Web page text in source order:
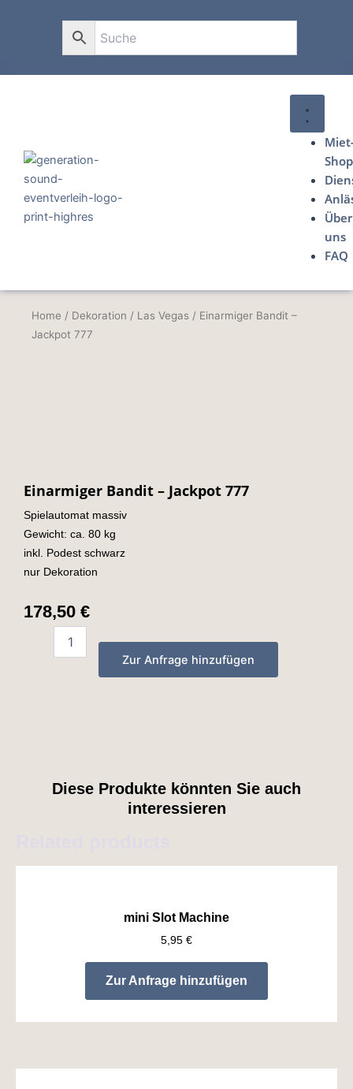
Shop
Über
uns
FAQ
Home / Dekoration / Las Vegas / Einarmiger Bandit –
Jackpot 777
Einarmiger Bandit – Jackpot 777
Spielautomat massiv
Gewicht: ca. 80 kg
inkl. Podest schwarz
nur Dekoration
178,50 €
Zur Anfrage hinzufügen
Diese Produkte könnten Sie auch
interessieren
mini Slot Machine
5,95 €
Zur Anfrage hinzufügen